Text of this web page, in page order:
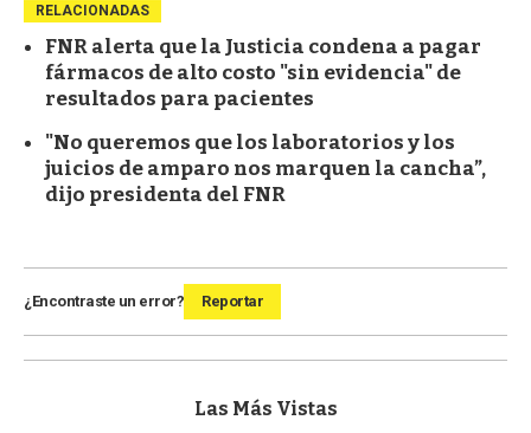
RELACIONADAS
FNR alerta que la Justicia condena a pagar
fármacos de alto costo "sin evidencia" de
resultados para pacientes
"No queremos que los laboratorios y los
juicios de amparo nos marquen la cancha”,
dijo presidenta del FNR
¿Encontraste un error? Reportar
Las Más Vistas